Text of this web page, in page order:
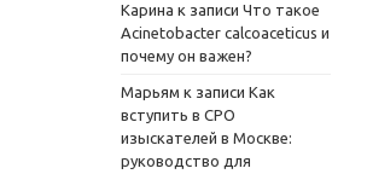
Карина к записи Что такое
Acinetobacter calcoaceticus и
почему он важен?
Марьям к записи Как
вступить в СРО
изыскателей в Москве:
руководство для